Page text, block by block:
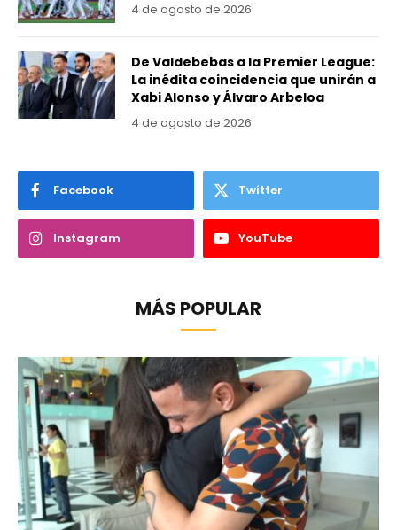
4 de agosto de 2026
De Valdebebas a la Premier League:
La inédita coincidencia que unirán a
Xabi Alonso y Álvaro Arbeloa
4 de agosto de 2026
Facebook Twitter
Instagram YouTube
MÁS POPULAR